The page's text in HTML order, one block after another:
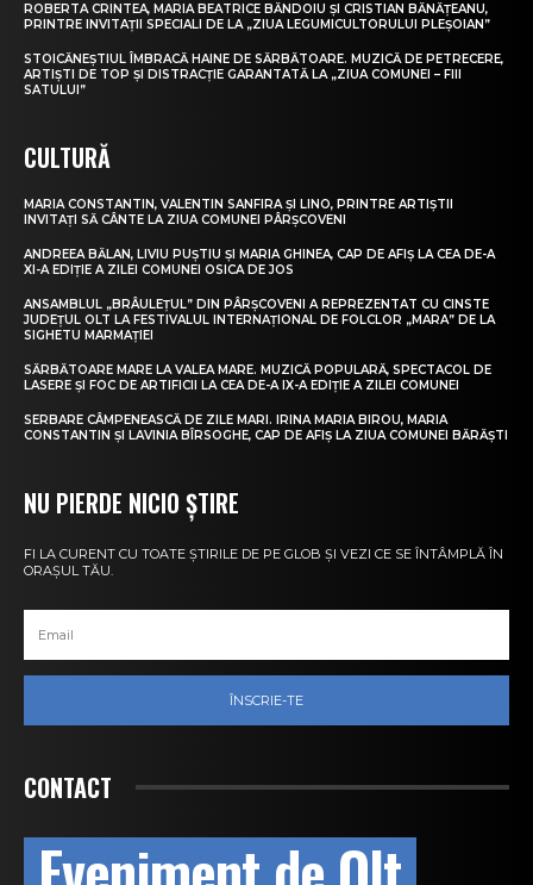
ROBERTA CRINTEA, MARIA BEATRICE BĂNDOIU ȘI CRISTIAN BĂNĂȚEANU,
PRINTRE INVITAȚII SPECIALI DE LA „ZIUA LEGUMICULTORULUI PLEȘOIAN”
STOICĂNEȘTIUL ÎMBRACĂ HAINE DE SĂRBĂTOARE. MUZICĂ DE PETRECERE,
ARTIȘTI DE TOP ȘI DISTRACȚIE GARANTATĂ LA „ZIUA COMUNEI – FIII
SATULUI”
CULTURĂ
MARIA CONSTANTIN, VALENTIN SANFIRA ȘI LINO, PRINTRE ARTIȘTII
INVITAȚI SĂ CÂNTE LA ZIUA COMUNEI PÂRȘCOVENI
ANDREEA BĂLAN, LIVIU PUȘTIU ȘI MARIA GHINEA, CAP DE AFIȘ LA CEA DE-A
XI-A EDIȚIE A ZILEI COMUNEI OSICA DE JOS
ANSAMBLUL „BRÂULEȚUL” DIN PÂRȘCOVENI A REPREZENTAT CU CINSTE
JUDEȚUL OLT LA FESTIVALUL INTERNAȚIONAL DE FOLCLOR „MARA” DE LA
SIGHETU MARMAȚIEI
SĂRBĂTOARE MARE LA VALEA MARE. MUZICĂ POPULARĂ, SPECTACOL DE
LASERE ȘI FOC DE ARTIFICII LA CEA DE-A IX-A EDIȚIE A ZILEI COMUNEI
SERBARE CÂMPENEASCĂ DE ZILE MARI. IRINA MARIA BIROU, MARIA
CONSTANTIN ȘI LAVINIA BÎRSOGHE, CAP DE AFIȘ LA ZIUA COMUNEI BĂRĂȘTI
NU PIERDE NICIO ȘTIRE
FI LA CURENT CU TOATE ȘTIRILE DE PE GLOB ȘI VEZI CE SE ÎNTÂMPLĂ ÎN
ORAȘUL TĂU.
ÎNSCRIE-TE
CONTACT